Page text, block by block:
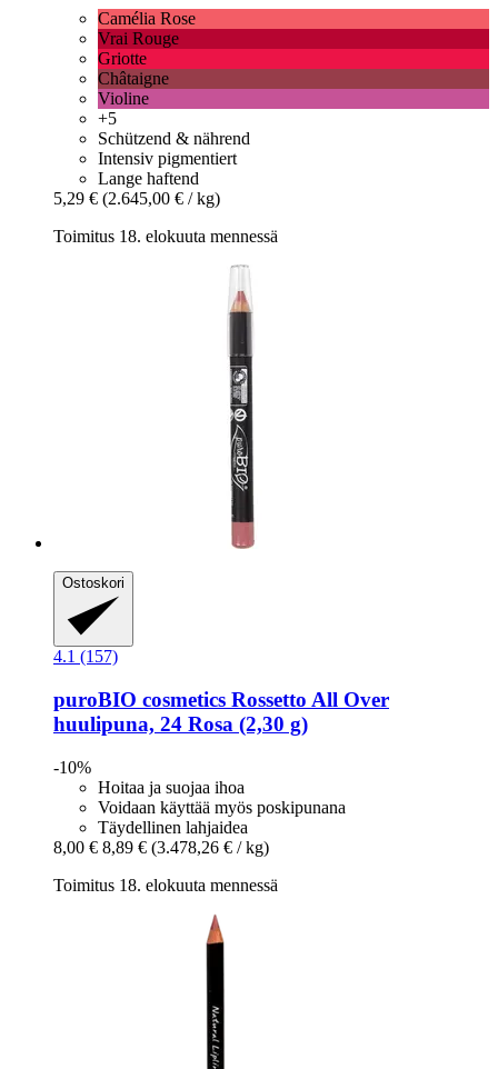
Camélia Rose
Vrai Rouge
Griotte
Châtaigne
Violine
+5
Schützend & nährend
Intensiv pigmentiert
Lange haftend
5,29 € (2.645,00 € / kg)
Toimitus 18. elokuuta mennessä
Ostoskori
4.1 (157)
puroBIO cosmetics Rossetto All Over
huulipuna, 24 Rosa (2,30 g)
-10%
Hoitaa ja suojaa ihoa
Voidaan käyttää myös poskipunana
Täydellinen lahjaidea
8,00 € 8,89 € (3.478,26 € / kg)
Toimitus 18. elokuuta mennessä